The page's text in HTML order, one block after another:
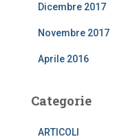
Dicembre 2017
Novembre 2017
Aprile 2016
Categorie
ARTICOLI